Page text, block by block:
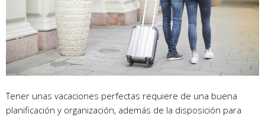
Tener unas vacaciones perfectas requiere de una buena
planificación y organización, además de la disposición para